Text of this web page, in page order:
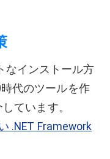
なインストール方
代のツールを作
ています。
.NET Framework